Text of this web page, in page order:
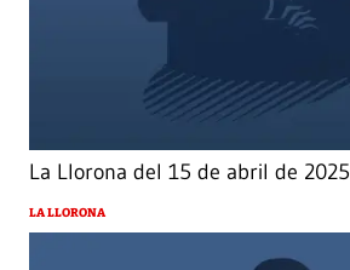
La Llorona del 15 de abril de 2025
LA LLORONA